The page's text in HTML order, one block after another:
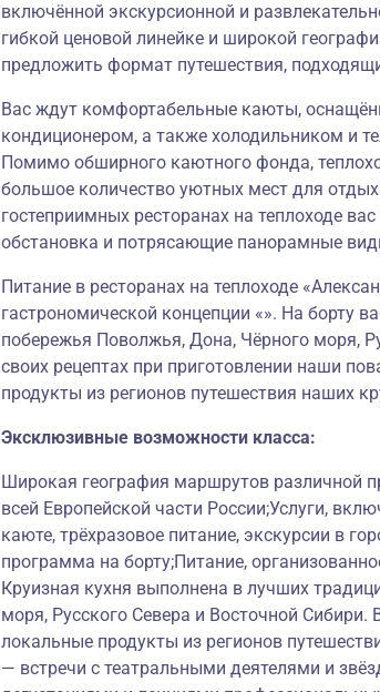
включённой экскурсионной и
гибкой ценовой линейке и широкой
предложить формат путешествия,
Вас ждут комфортабельные каюты,
кондиционером, а также холодильником и
Помимо обширного каютного фонда,
большое количество уютных мест для
гостеприимных ресторанах на теплоходе
обстановка и потрясающие панорамные
Питание в ресторанах на теплоходе
гастрономической концепции «». На борту
побережья Поволжья, Дона, Чёрного моря,
своих рецептах при приготовлении наши
продукты из регионов путешествия наших
Эксклюзивные возможности класса:
Широкая география маршрутов различной
всей Европейской части России;Услуги,
каюте, трёхразовое питание, экскурсии в
программа на борту;Питание,
Круизная кухня выполнена в лучших
моря, Русского Севера и Восточной Сибири.
локальные продукты из регионов
— встречи с театральными деятелями и